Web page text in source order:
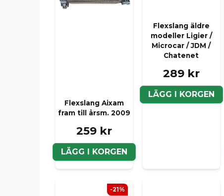
Flexslang Aixam
fram till årsm. 2009
259 kr
LÄGG I KORGEN
Flexslang äldre
modeller Ligier /
Microcar / JDM /
Chatenet
289 kr
LÄGG I KORGEN
-21%